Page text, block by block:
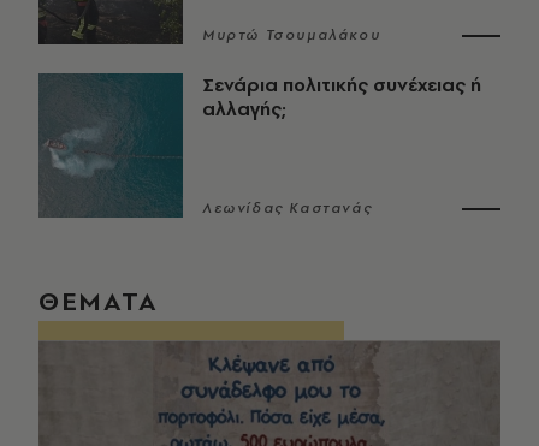
Μυρτώ Τσουμαλάκου
Σενάρια πολιτικής συνέχειας ή
αλλαγής;
Λεωνίδας Καστανάς
ΘΕΜΑΤΑ